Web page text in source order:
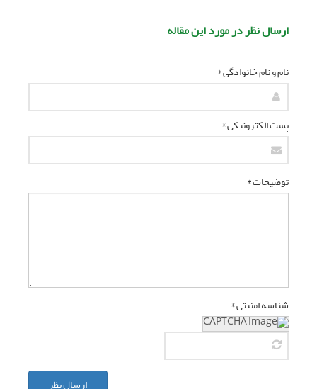
ارسال نظر در مورد این مقاله
نام و نام خانوادگی *
پست الکترونیکی *
توضیحات *
شناسه امنیتی *
ارسال نظر